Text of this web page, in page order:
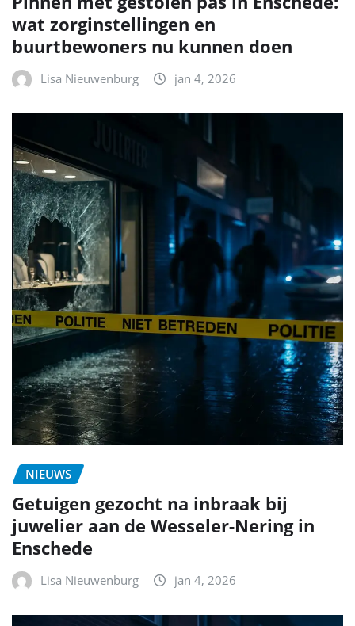
wat zorginstellingen en
buurtbewoners nu kunnen doen
Lisa Nieuwenburg jan 4, 2026
NIEUWS
Getuigen gezocht na inbraak bij
juwelier aan de Wesseler-Nering in
Enschede
Lisa Nieuwenburg jan 4, 2026